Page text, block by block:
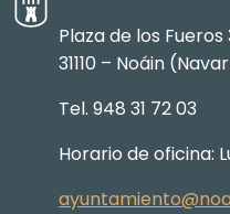
Plaza de los Fueros
31110 – Noáin
Tel. 948 31 72 03
Horario de oficina: